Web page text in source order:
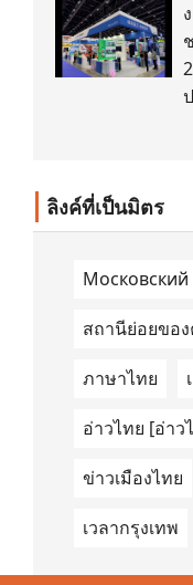
ลิงค์ที่เป็นมิตร
Московский
สถานีย่อยขอ
ภาษาไทย
อ่าวไทย [อ่าว
ข่าวเมืองไทย
เวลากรุงเทพ